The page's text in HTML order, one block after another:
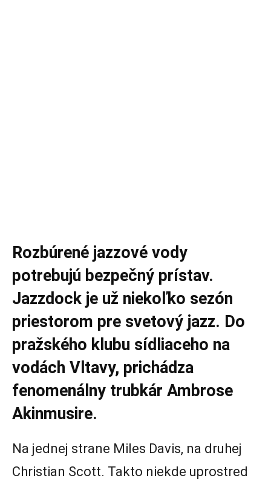
Rozbúrené jazzové vody
potrebujú bezpečný prístav.
Jazzdock je už niekoľko sezón
priestorom pre svetový jazz. Do
pražského klubu sídliaceho na
vodách Vltavy, prichádza
fenomenálny trubkár Ambrose
Akinmusire.
Na jednej strane Miles Davis, na druhej
Christian Scott. Takto niekde uprostred